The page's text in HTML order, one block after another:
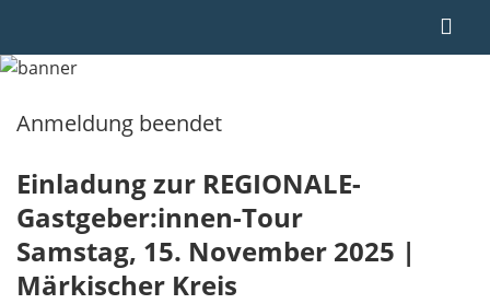
Anmeldung beendet
Einladung zur REGIONALE-
Gastgeber:innen-Tour
Samstag, 15. November 2025 |
Märkischer Kreis